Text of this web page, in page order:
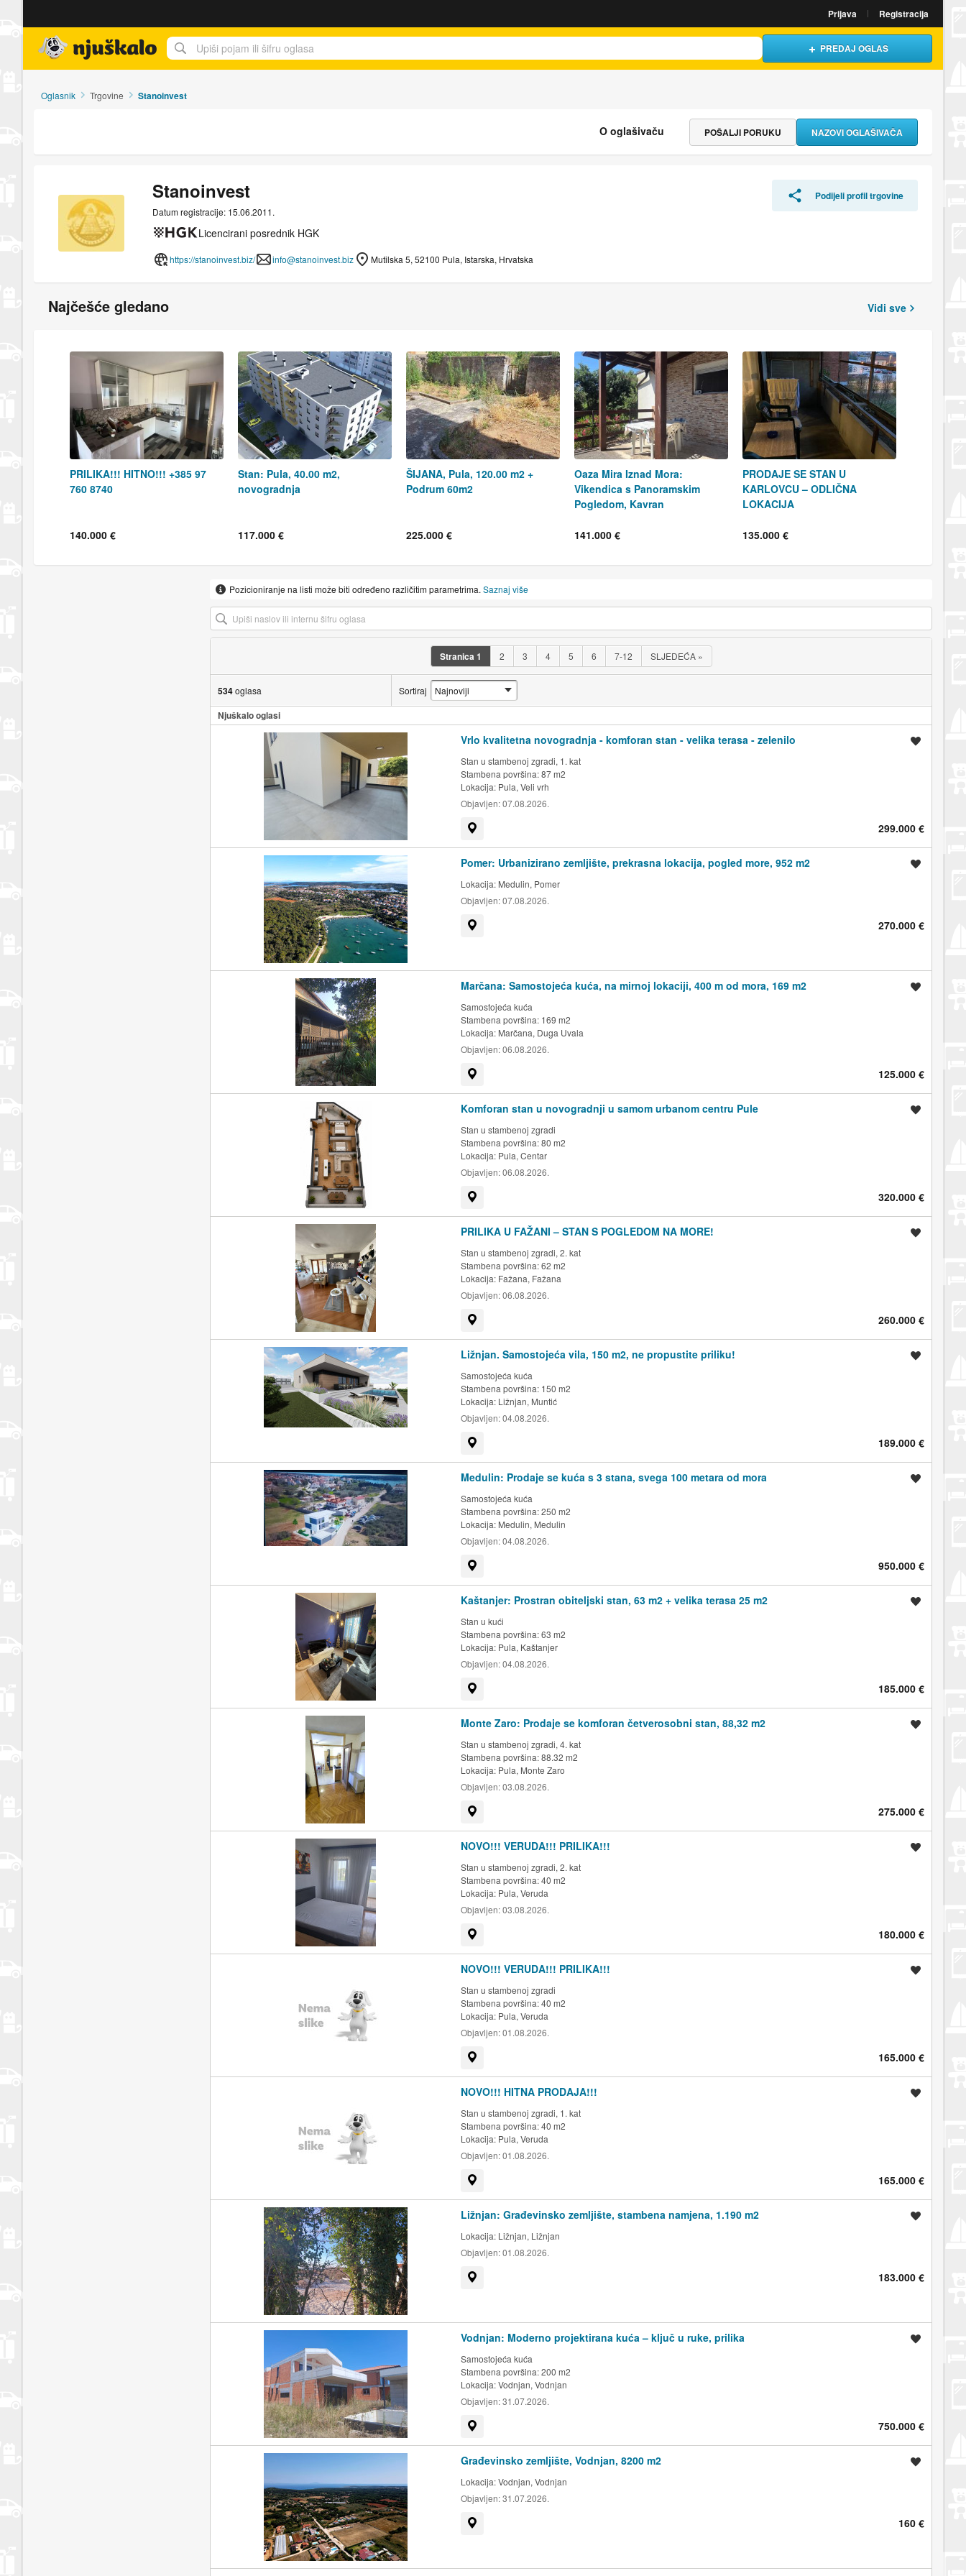
Prijava Registracija
PREDAJ OGLAS
Oglasnik Trgovine Stanoinvest
Stanoinvest
Datum registracije: 15.06.2011.
Licencirani posrednik HGK
https://stanoinvest.biz/ info@stanoinvest.biz Mutilska 5, 52100 Pula, Istarska, Hrvatska
Podijeli profil trgovine
O oglašivaču NAZOVI OGLAŠIVAČA
POŠALJI PORUKU
Najčešće gledano Vidi sve
PRILIKA!!! HITNO!!! +385 97
760 8740
140.000 €
Stan: Pula, 40.00 m2,
novogradnja
117.000 €
ŠIJANA, Pula, 120.00 m2 +
Podrum 60m2
225.000 €
Oaza Mira Iznad Mora:
Vikendica s Panoramskim
Pogledom, Kavran
141.000 €
PRODAJE SE STAN U
KARLOVCU – ODLIČNA
LOKACIJA
135.000 €
Pozicioniranje na listi može biti određeno različitim parametrima.Saznaj više
Stranica1 2 3 4 5 6 7-12 SLJEDEĆA »
534oglasa Sortiraj
Njuškalo oglasi
Vrlo kvalitetna novogradnja - komforan stan - velika terasa - zelenilo
Stan u stambenoj zgradi, 1. kat
Stambena površina: 87 m2
Lokacija: Pula, Veli vrh
Objavljen:07.08.2026.
299.000 €
Pomer: Urbanizirano zemljište, prekrasna lokacija, pogled more, 952 m2
Lokacija: Medulin, Pomer
Objavljen:07.08.2026.
270.000 €
Marčana: Samostojeća kuća, na mirnoj lokaciji, 400 m od mora, 169 m2
Samostojeća kuća
Stambena površina: 169 m2
Lokacija: Marčana, Duga Uvala
Objavljen:06.08.2026.
125.000 €
Komforan stan u novogradnji u samom urbanom centru Pule
Stan u stambenoj zgradi
Stambena površina: 80 m2
Lokacija: Pula, Centar
Objavljen:06.08.2026.
320.000 €
PRILIKA U FAŽANI – STAN S POGLEDOM NA MORE!
Stan u stambenoj zgradi, 2. kat
Stambena površina: 62 m2
Lokacija: Fažana, Fažana
Objavljen:06.08.2026.
260.000 €
Ližnjan. Samostojeća vila, 150 m2, ne propustite priliku!
Samostojeća kuća
Stambena površina: 150 m2
Lokacija: Ližnjan, Muntić
Objavljen:04.08.2026.
189.000 €
Medulin: Prodaje se kuća s 3 stana, svega 100 metara od mora
Samostojeća kuća
Stambena površina: 250 m2
Lokacija: Medulin, Medulin
Objavljen:04.08.2026.
950.000 €
Kaštanjer: Prostran obiteljski stan, 63 m2 + velika terasa 25 m2
Stan u kući
Stambena površina: 63 m2
Lokacija: Pula, Kaštanjer
Objavljen:04.08.2026.
185.000 €
Monte Zaro: Prodaje se komforan četverosobni stan, 88,32 m2
Stan u stambenoj zgradi, 4. kat
Stambena površina: 88.32 m2
Lokacija: Pula, Monte Zaro
Objavljen:03.08.2026.
275.000 €
NOVO!!! VERUDA!!! PRILIKA!!!
Stan u stambenoj zgradi, 2. kat
Stambena površina: 40 m2
Lokacija: Pula, Veruda
Objavljen:03.08.2026.
180.000 €
NOVO!!! VERUDA!!! PRILIKA!!!
Stan u stambenoj zgradi
Stambena površina: 40 m2
Lokacija: Pula, Veruda
Objavljen:01.08.2026.
165.000 €
NOVO!!! HITNA PRODAJA!!!
Stan u stambenoj zgradi, 1. kat
Stambena površina: 40 m2
Lokacija: Pula, Veruda
Objavljen:01.08.2026.
165.000 €
Ližnjan: Građevinsko zemljište, stambena namjena, 1.190 m2
Lokacija: Ližnjan, Ližnjan
Objavljen:01.08.2026.
183.000 €
Vodnjan: Moderno projektirana kuća – ključ u ruke, prilika
Samostojeća kuća
Stambena površina: 200 m2
Lokacija:Vodnjan, Vodnjan
Objavljen:31.07.2026.
750.000 €
Građevinsko zemljište, Vodnjan, 8200 m2
Lokacija:Vodnjan, Vodnjan
Objavljen:31.07.2026.
160 €